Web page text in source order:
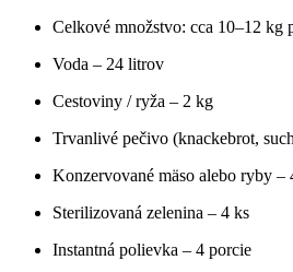
Celkové množstvo: cca 10–12 kg
Voda – 24 litrov
Cestoviny / ryža – 2 kg
Trvanlivé pečivo (knackebrot,
Konzervované mäso alebo ryby –
Sterilizovaná zelenina – 4 ks
Instantná polievka – 4 porcie